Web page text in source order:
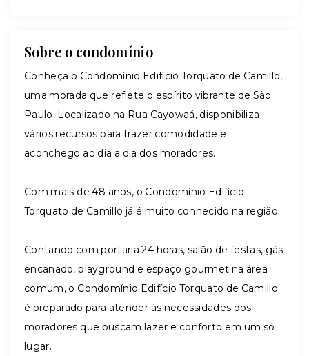
Sobre o condomínio
Conheça o Condomínio Edifício Torquato de Camillo,
uma morada que reflete o espírito vibrante de São
Paulo. Localizado na Rua Cayowaá, disponibiliza
vários recursos para trazer comodidade e
aconchego ao dia a dia dos moradores.
Com mais de 48 anos, o Condomínio Edifício
Torquato de Camillo já é muito conhecido na região.
Contando com portaria 24 horas, salão de festas, gás
encanado, playground e espaço gourmet na área
comum, o Condomínio Edifício Torquato de Camillo
é preparado para atender às necessidades dos
moradores que buscam lazer e conforto em um só
lugar.